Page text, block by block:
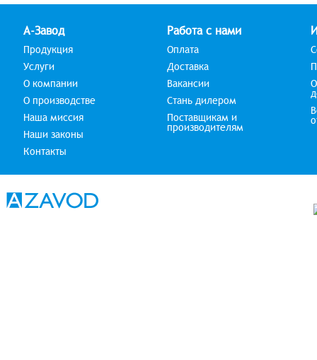
А-Завод
Продукция
Услуги
О компании
О производстве
Наша миссия
Наши законы
Контакты
Работа с нами
Оплата
Доставка
Вакансии
Стань дилером
Поставщикам и
производителям